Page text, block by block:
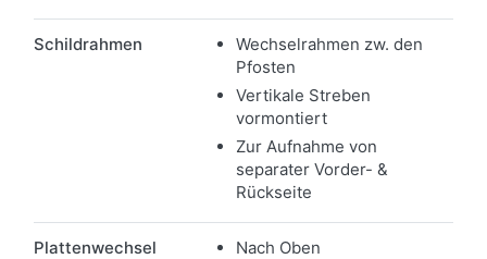
Schildrahmen
Wechselrahmen zw. den
Pfosten
Vertikale Streben
vormontiert
Zur Aufnahme von
separater Vorder- &
Rückseite
Plattenwechsel
Nach Oben